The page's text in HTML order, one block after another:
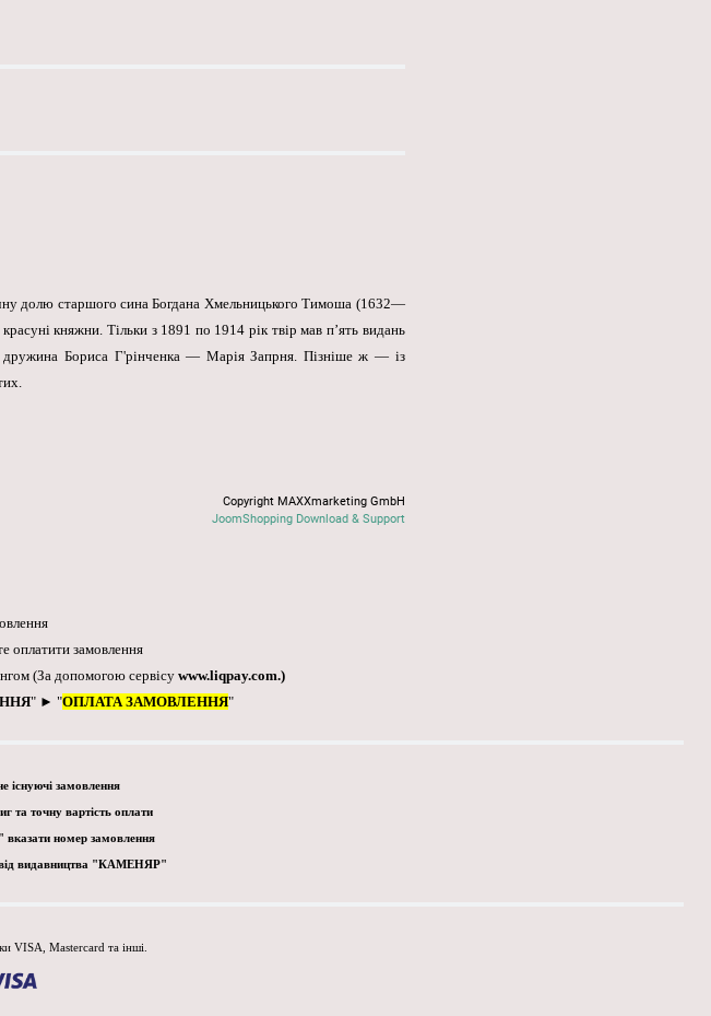
долю старшого сина Богдана Хмельницького Тимоша (1632—
княжни. Тільки з 1891 по 1914 рік твір мав п’ять видань
дружина Бориса Г'рінченка — Марія Запрня. Пізніше ж — із
Copyright MAXXmarketing GmbH
JoomShopping Download & Support
оплатити замовлення
(За допомогою сервісу www.liqpay.com.)
" ► "ОПЛАТА ЗАМОВЛЕННЯ"
існуючі замовлення
та точну вартість оплати
вказати номер замовлення
від видавництва "КАМЕНЯР"
VISA, Mastercard та інші.